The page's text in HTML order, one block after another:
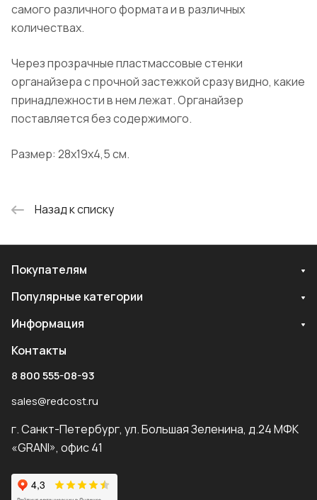
самого различного формата и в различных
количествах.
Через прозрачные пластмассовые стенки
органайзера с прочной застежкой сразу видно, какие
принадлежности в нем лежат. Органайзер
поставляется без содержимого.
Размер: 28х19х4,5 см.
Назад к списку
Покупателям
Популярные категории
Информация
Контакты
8 800 555-08-93
sales@redcost.ru
г. Санкт-Петербург, ул. Большая Зеленина, д.24 МФК
«GRANI», офис 41